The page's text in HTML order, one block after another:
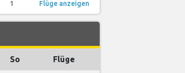
1 Flüge anzeigen
So Flüge